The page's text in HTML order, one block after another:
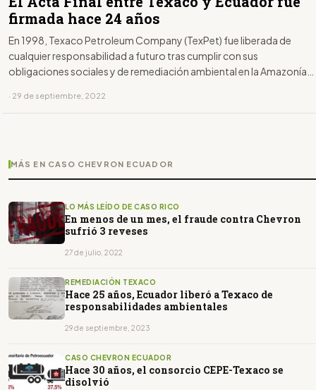
firmada hace 24 años
En 1998, Texaco Petroleum Company (TexPet) fue liberada de
cualquier responsabilidad a futuro tras cumplir con sus
obligaciones sociales y de remediación ambiental en la Amazonía
remediación en 2018.
· 29 de septiembre, 2022
MÁS EN CASO CHEVRON ECUADOR
LO MÁS LEÍDO DE CASO RICO
En menos de un mes, el fraude contra Chevron
sufrió 3 reveses
27 de julio, 2022
REMEDIACIÓN TEXACO
Hace 25 años, Ecuador liberó a Texaco de
responsabilidades ambientales
29 de septiembre, 2023
CASO CHEVRON ECUADOR
Hace 30 años, el consorcio CEPE-Texaco se
disolvió